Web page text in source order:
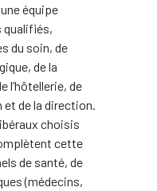
équipe
qualifiés,
du soin, de
de la
l’hôtellerie, de
et de la direction.
choisis
cette
de santé, de
(médecins,